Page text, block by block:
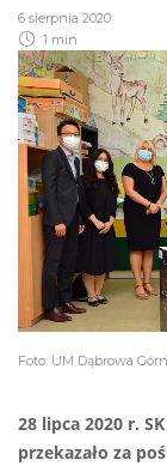
6 sierpnia 2020
1 min
Foto: UM Dąbrowa
28 lipca 2020 r.
przekazało za